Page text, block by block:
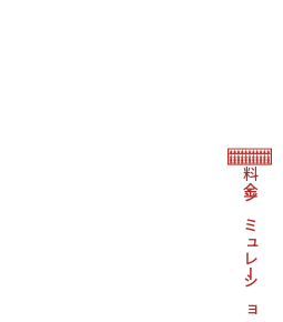
料金シミュレーション